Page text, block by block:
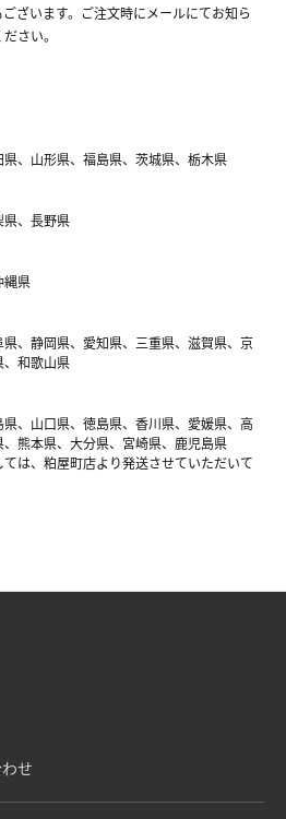
ざいます。ご注文時にメールにてお知ら
さい。
、山形県、福島県、茨城県、栃木県
県、長野県
縄県
、静岡県、愛知県、三重県、滋賀県、京
、和歌山県
、山口県、徳島県、香川県、愛媛県、高
熊本県、大分県、宮崎県、鹿児島県
は、粕屋町店より発送させていただいて
せ